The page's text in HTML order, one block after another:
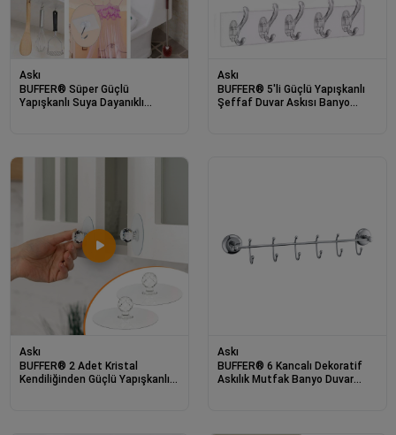
Askı
BUFFER® Süper Güçlü
Yapışkanlı Suya Dayanıklı
Askı
BUFFER® 5'li Güçlü Yapışkanlı
Şeffaf Duvar Askısı Banyo
Askı
BUFFER® 2 Adet Kristal
Kendiliğinden Güçlü Yapışkanlı
Askı
BUFFER® 6 Kancalı Dekoratif
Askılık Mutfak Banyo Duvar